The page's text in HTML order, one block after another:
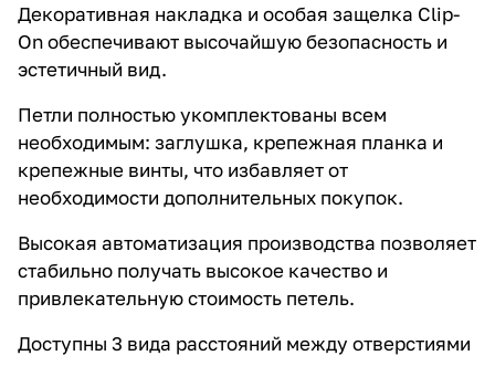
Декоративная накладка и особая защелка Clip-
On обеспечивают высочайшую безопасность и
эстетичный вид.
Петли полностью укомплектованы всем
необходимым: заглушка, крепежная планка и
крепежные винты, что избавляет от
необходимости дополнительных покупок.
Высокая автоматизация производства позволяет
стабильно получать высокое качество и
привлекательную стоимость петель.
Доступны 3 вида расстояний между отверстиями